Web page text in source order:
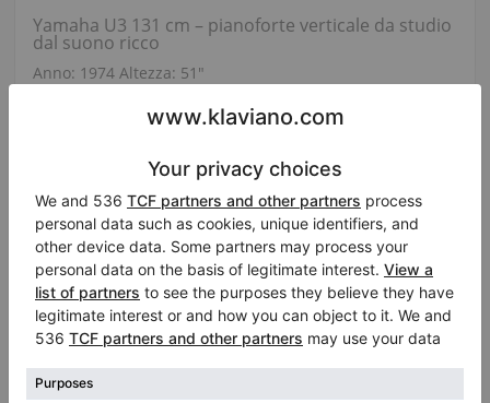
Yamaha U3 131 cm – pianoforte verticale da studio
dal suono ricco
Anno: 1974 Altezza: 51″
Manchester